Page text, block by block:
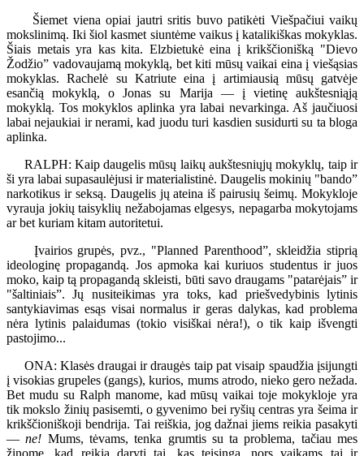
Šiemet viena opiai jautri sritis buvo patikėti Viešpačiui vaikų
mokslinimą. Iki šiol kasmet siuntėme vaikus į katalikiškas mokyklas.
Šiais metais yra kas kita. Elzbietukė eina į krikščionišką "Dievo
Žodžio” vadovaujamą mokyklą, bet kiti mūsų vaikai eina į viešąsias
mokyklas. Rachelė su Katriute eina į artimiausią mūsų gatvėje
esančią mokyklą, o Jonas su Marija — į vietinę aukštesniąją
mokyklą. Tos mokyklos aplinka yra labai nevarkinga. Aš jaučiuosi
labai nejaukiai ir nerami, kad juodu turi kasdien susidurti su ta bloga
aplinka.
RALPH: Kaip daugelis mūsų laikų aukštesniųjų mokyklų, taip ir
ši yra labai supasaulėjusi ir materialistinė. Daugelis mokinių "bando”
narkotikus ir seksą. Daugelis jų ateina iš pairusių šeimų. Mokykloje
vyrauja jokių taisyklių nežabojamas elgesys, nepagarba mokytojams
ar bet kuriam kitam autoritetui.
Įvairios grupės, pvz., "Planned Parenthood”, skleidžia stiprią
ideologinę propagandą. Jos apmoka kai kuriuos studentus ir juos
moko, kaip tą propagandą skleisti, būti savo draugams "patarėjais” ir
"šaltiniais”. Jų nusiteikimas yra toks, kad priešvedybinis lytinis
santykiavimas esąs visai normalus ir geras dalykas, kad problema
nėra lytinis palaidumas (tokio visiškai nėra!), o tik kaip išvengti
pastojimo...
ONA: Klasės draugai ir draugės taip pat visaip spaudžia įsijungti
į visokias grupeles (gangs), kurios, mums atrodo, nieko gero nežada.
Bet mudu su Ralph manome, kad mūsų vaikai toje mokykloje yra
tik mokslo žinių pasisemti, o gyvenimo bei ryšių centras yra šeima ir
krikščioniškoji bendrija. Tai reiškia, jog dažnai jiems reikia pasakyti
—ne! Mums, tėvams, tenka grumtis su ta problema, tačiau mes
žinome, kad reikia daryti tai, kas teisinga, nors vaikams tai ir